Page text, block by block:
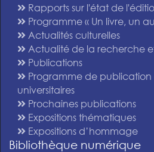
Rapports sur l'état de
Programme « Un livre, un
Actualités culturelles
Actualité de la recherche
Publications
Programme de publication
universitaires
Prochaines publications
Expositions thématiques
Expositions d’hommage
Bibliothèque numérique